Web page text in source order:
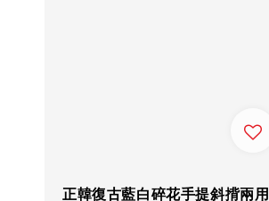
正韓復古藍白碎花手提斜揹兩用